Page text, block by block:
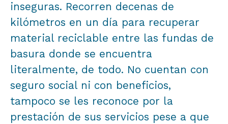
inseguras. Recorren decenas de
kilómetros en un día para recuperar
material reciclable entre las fundas de
basura donde se encuentra
literalmente, de todo. No cuentan con
seguro social ni con beneficios,
tampoco se les reconoce por la
prestación de sus servicios pese a que